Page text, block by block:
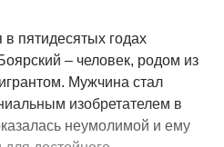
в пятидесятых годах
– человек, родом из
Мужчина стал
изобретателем в
неумолимой и ему